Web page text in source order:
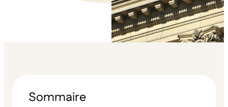
Sommaire